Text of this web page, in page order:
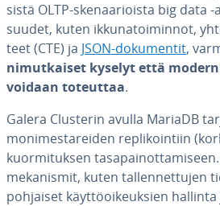
sis­tä OLTP-ske­naa­riois­ta big data
suu­det, kuten ik­ku­na­toi­min­not,
teet (CTE) ja JSON-do­ku­men­tit,
ni­mut­kai­set kyselyt että
voidaan toteuttaa.
Galera Clusterin avulla MariaDB
mo­ni­mes­ta­rei­den repli­koin­tiin
kuor­mi­tuk­sen
me­ka­nis­mit, kuten tal­len­net­tu­jen
poh­jai­set käyt­tö­oi­keuk­sien